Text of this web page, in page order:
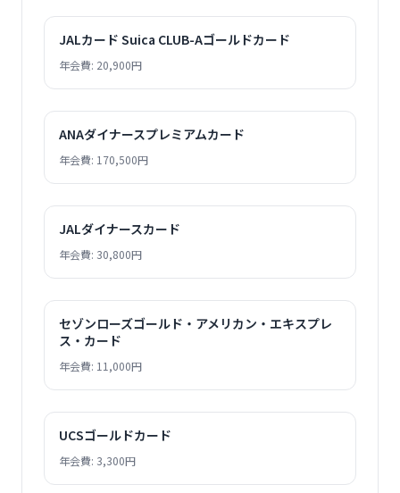
JALカード Suica CLUB-Aゴールドカード
年会費: 20,900円
ANAダイナースプレミアムカード
年会費: 170,500円
JALダイナースカード
年会費: 30,800円
セゾンローズゴールド・アメリカン・エキスプレ
ス・カード
年会費: 11,000円
UCSゴールドカード
年会費: 3,300円